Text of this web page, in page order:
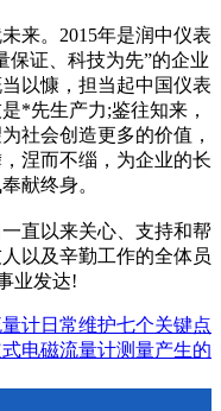
来。2015年是润中仪表
保证、科技为先”的企业
以慷，担当起中国仪表
*先生产力;鉴往知来，
社会创造更多的价值，
涅而不缁，为企业的长
献终身。
直以来关心、支持和帮
以及辛勤工作的全体员
业发达!
计日常维护七个关键点
电磁流量计测量产生的